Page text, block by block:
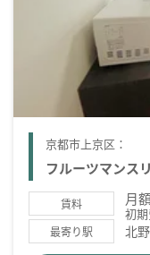
京都市上京区：
フルーツマンス
賃料 月
初
最寄り駅 北